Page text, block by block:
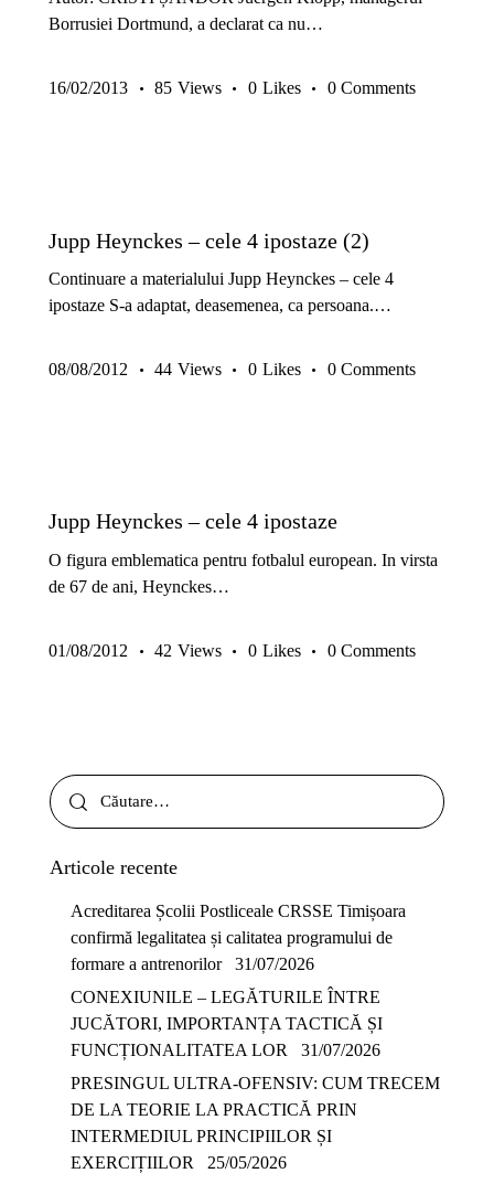
Borrusiei Dortmund, a declarat ca nu…
16/02/2013 85 Views 0 Likes 0 Comments
Jupp Heynckes – cele 4 ipostaze (2)
Continuare a materialului Jupp Heynckes – cele 4
ipostaze S-a adaptat, deasemenea, ca persoana.…
08/08/2012 44 Views 0 Likes 0 Comments
Jupp Heynckes – cele 4 ipostaze
O figura emblematica pentru fotbalul european. In virsta
de 67 de ani, Heynckes…
01/08/2012 42 Views 0 Likes 0 Comments
Articole recente
Acreditarea Școlii Postliceale CRSSE Timișoara
confirmă legalitatea și calitatea programului de
formare a antrenorilor
31/07/2026
CONEXIUNILE – LEGĂTURILE ÎNTRE
JUCĂTORI, IMPORTANȚA TACTICĂ ȘI
FUNCȚIONALITATEA LOR
31/07/2026
PRESINGUL ULTRA-OFENSIV: CUM TRECEM
DE LA TEORIE LA PRACTICĂ PRIN
INTERMEDIUL PRINCIPIILOR ȘI
EXERCIȚIILOR
25/05/2026